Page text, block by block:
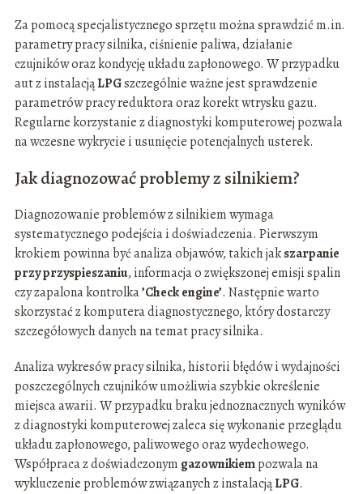
Za pomocą specjalistycznego sprzętu można sprawdzić m.in.
parametry pracy silnika, ciśnienie paliwa, działanie
czujników oraz kondycję układu zapłonowego. W przypadku
aut z instalacjąLPGszczególnie ważne jest sprawdzenie
parametrów pracy reduktora oraz korekt wtrysku gazu.
Regularne korzystanie z diagnostyki komputerowej pozwala
na wczesne wykrycie i usunięcie potencjalnych usterek.
Jak diagnozować problemy z silnikiem?
Diagnozowanie problemów z silnikiem wymaga
systematycznego podejścia i doświadczenia. Pierwszym
krokiem powinna być analiza objawów, takich jakszarpanie
przy przyspieszaniu, informacja o zwiększonej emisji spalin
czy zapalona kontrolka’Check engine’. Następnie warto
skorzystać z komputera diagnostycznego, który dostarczy
szczegółowych danych na temat pracy silnika.
Analiza wykresów pracy silnika, historii błędów i wydajności
poszczególnych czujników umożliwia szybkie określenie
miejsca awarii. W przypadku braku jednoznacznych wyników
z diagnostyki komputerowej zaleca się wykonanie przeglądu
układu zapłonowego, paliwowego oraz wydechowego.
Współpraca z doświadczonym gazownikiempozwala na
wykluczenie problemów związanych z instalacjąLPG.